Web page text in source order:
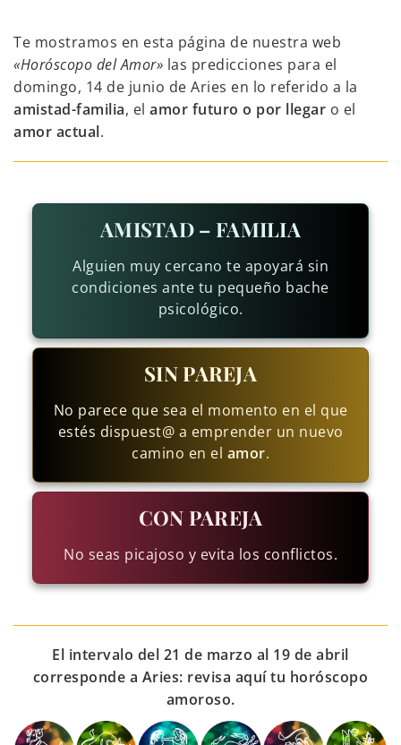
Te mostramos en esta página de nuestra web
«Horóscopo del Amor» las predicciones para el
domingo, 14 de junio de Aries en lo referido a la
amistad-familia, el amor futuro o por llegar o el
amor actual.
AMISTAD – FAMILIA
Alguien muy cercano te apoyará sin
condiciones ante tu pequeño bache
psicológico.
SIN PAREJA
No parece que sea el momento en el que
estés dispuest@ a emprender un nuevo
camino en el amor.
CON PAREJA
No seas picajoso y evita los conflictos.
El intervalo del 21 de marzo al 19 de abril
corresponde a Aries: revisa aquí tu horóscopo
amoroso.